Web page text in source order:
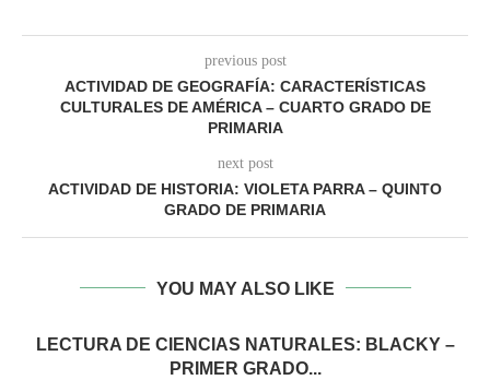
previous post
ACTIVIDAD DE GEOGRAFÍA: CARACTERÍSTICAS
CULTURALES DE AMÉRICA – CUARTO GRADO DE
PRIMARIA
next post
ACTIVIDAD DE HISTORIA: VIOLETA PARRA – QUINTO
GRADO DE PRIMARIA
YOU MAY ALSO LIKE
LECTURA DE CIENCIAS NATURALES: BLACKY –
PRIMER GRADO...